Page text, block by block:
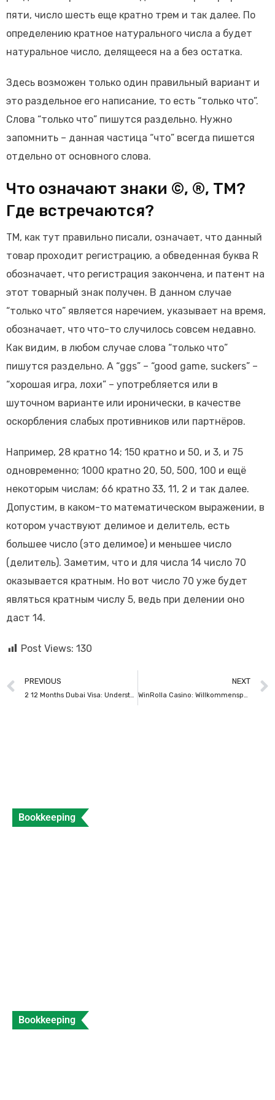
пяти, число шесть еще кратно трем и так далее. По
определению кратное натурального числа а будет
натуральное число, делящееся на а без остатка.
Здесь возможен только один правильный вариант и
это раздельное его написание, то есть “только что”.
Слова “только что” пишутся раздельно. Нужно
запомнить – данная частица “что” всегда пишется
отдельно от основного слова.
Что означают знаки ©, ®, TM?
Где встречаются?
ТМ, как тут правильно писали, означает, что данный
товар проходит регистрацию, а обведенная буква R
обозначает, что регистрация закончена, и патент на
этот товарный знак получен. В данном случае
“только что” является наречием, указывает на время,
обозначает, что что-то случилось совсем недавно.
Как видим, в любом случае слова “только что”
пишутся раздельно. А “ggs” – “good game, suckers” –
“хорошая игра, лохи” – употребляется или в
шуточном варианте или иронически, в качестве
оскорбления слабых противников или партнёров.
Например, 28 кратно 14; 150 кратно и 50, и 3, и 75
одновременно; 1000 кратно 20, 50, 500, 100 и ещё
некоторым числам; 66 кратно 33, 11, 2 и так далее.
Допустим, в каком-то математическом выражении, в
котором участвуют делимое и делитель, есть
большее число (это делимое) и меньшее число
(делитель). Заметим, что и для числа 14 число 70
оказывается кратным. Но вот число 70 уже будет
являться кратным числу 5, ведь при делении оно
даст 14.
Post Views: 130
PREVIOUS
2 12 Months Dubai Visa: Understanding The Value
NEXT
WinRolla Casino: Willkommenspaket 300% bis zu 8000
Bookkeeping
Bookkeeping